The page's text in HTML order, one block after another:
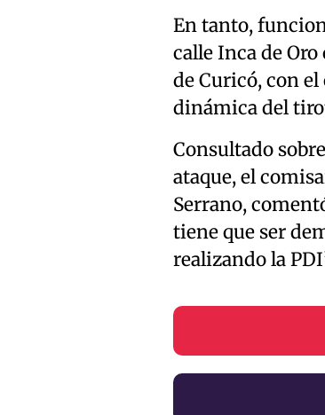
En tanto,
calle Inca de
de Curicó, con
dinámica del
Consultado
ataque, el
Serrano,
tiene que ser
realizando la